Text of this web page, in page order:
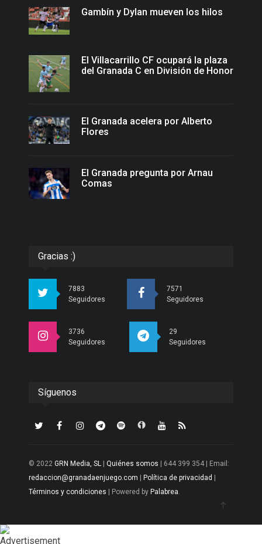
Gambín y Dylan mueven los hilos
El Villacarrillo CF ocupará la plaza
del Granada C en División de Honor
El Granada acelera por Alberto
Flores
El Granada pregunta por Arnau
Comas
Gracias :)
7883
Seguidores
7571
Seguidores
3736
Seguidores
29
Seguidores
Síguenos
© 2022 GRN Media, SL | Quiénes somos | 644 399 354 | Email:
redaccion@granadaenjuego.com | Política de privacidad |
Términos y condiciones | Powered by Palabrea